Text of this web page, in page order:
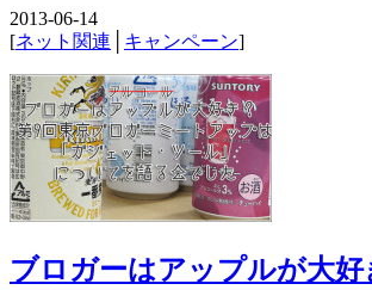
2013-06-14
[ネット関連 キャンペーン]
ブロガーはアップルが大好